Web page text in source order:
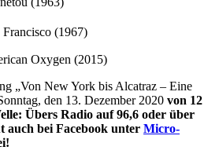
Francisco (1967)
Oxygen (2015)
„Von New York bis Alcatraz – Eine
den 13. Dezember 2020 von 12
Übers Radio auf 96,6 oder über
auch bei Facebook unter Micro-